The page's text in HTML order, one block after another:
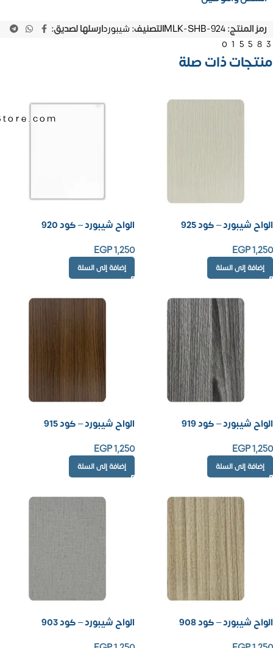
رمز المنتج:MLK-SHB-924التصنيف: شيبوردارسلها لصديق:
منتجات ذات صلة
الواح شيبورد – كود 925
EGP1,250
إضافة إلى السلة
الواح شيبورد – كود 920
EGP1,250
إضافة إلى السلة
الواح شيبورد – كود 919
EGP1,250
إضافة إلى السلة
الواح شيبورد – كود 915
EGP1,250
إضافة إلى السلة
الواح شيبورد – كود 908
الواح شيبورد – كود 903